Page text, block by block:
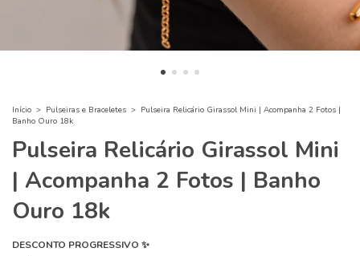
Início > Pulseiras e Braceletes > Pulseira Relicário Girassol Mini | Acompanha 2 Fotos |
Banho Ouro 18k
Pulseira Relicário Girassol Mini
| Acompanha 2 Fotos | Banho
Ouro 18k
DESCONTO PROGRESSIVO ✨